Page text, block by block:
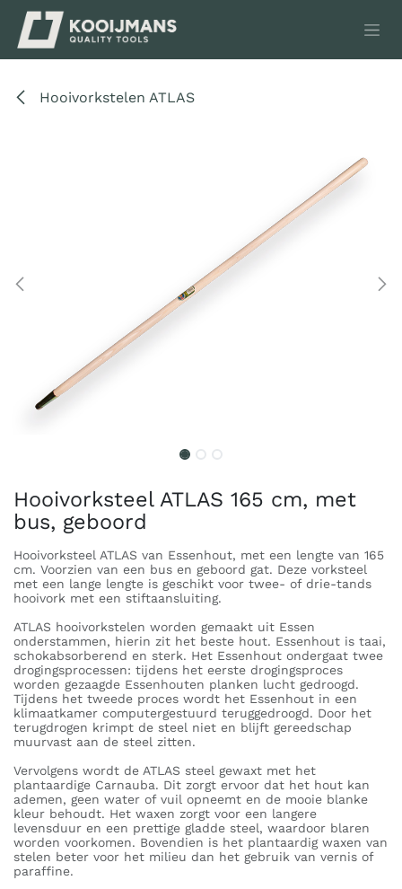
Overslaan naar inhoud
Hooivorkstelen ATLAS
Hooivorksteel ATLAS 165 cm, met
bus, geboord
Hooivorksteel ATLAS van Essenhout, met een lengte van 165
cm. Voorzien van een bus en geboord gat. Deze vorksteel
met een lange lengte is geschikt voor twee- of drie-tands
hooivork met een stiftaansluiting.
ATLAS hooivorkstelen worden gemaakt uit Essen
onderstammen, hierin zit het beste hout. Essenhout is taai,
schokabsorberend en sterk. Het Essenhout ondergaat twee
drogingsprocessen: tijdens het eerste drogingsproces
worden gezaagde Essenhouten planken lucht gedroogd.
Tijdens het tweede proces wordt het Essenhout in een
klimaatkamer computergestuurd teruggedroogd. Door het
terugdrogen krimpt de steel niet en blijft gereedschap
muurvast aan de steel zitten.
Vervolgens wordt de ATLAS steel gewaxt met het
plantaardige Carnauba. Dit zorgt ervoor dat het hout kan
ademen, geen water of vuil opneemt en de mooie blanke
kleur behoudt. Het waxen zorgt voor een langere
levensduur en een prettige gladde steel, waardoor blaren
worden voorkomen. Bovendien is het plantaardig waxen van
stelen beter voor het milieu dan het gebruik van vernis of
paraffine.